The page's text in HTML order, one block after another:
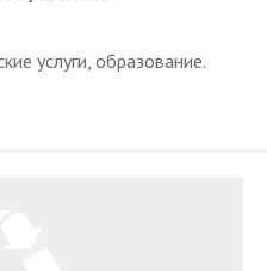
услуги, образование.